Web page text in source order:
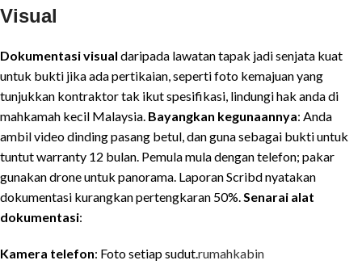
Visual
Dokumentasi visual daripada lawatan tapak jadi senjata kuat
untuk bukti jika ada pertikaian, seperti foto kemajuan yang
tunjukkan kontraktor tak ikut spesifikasi, lindungi hak anda di
mahkamah kecil Malaysia. Bayangkan kegunaannya: Anda
ambil video dinding pasang betul, dan guna sebagai bukti untuk
tuntut warranty 12 bulan. Pemula mula dengan telefon; pakar
gunakan drone untuk panorama. Laporan Scribd nyatakan
dokumentasi kurangkan pertengkaran 50%. Senarai alat
dokumentasi:
Kamera telefon: Foto setiap sudut.rumahkabin